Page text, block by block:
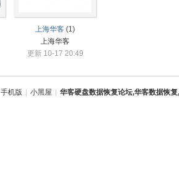
上海华客 (1)
上海华客
更新 10-17 20:49
手机版 | 小黑屋 | 华客硬盘数据恢复论坛,华客数据恢